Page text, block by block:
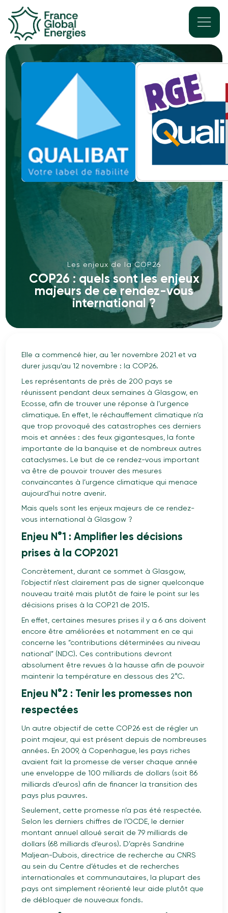
Les enjeux de la COP26
COP26 : quels sont les enjeux
majeurs de ce rendez-vous
international ?
Elle a commencé hier, au 1er novembre 2021 et va
durer jusqu’au 12 novembre : la COP26.
Les représentants de près de 200 pays se
réunissent pendant deux semaines à Glasgow, en
Ecosse, afin de trouver une réponse à l’urgence
climatique. En effet, le réchauffement climatique n’a
que trop provoqué des catastrophes ces derniers
mois et années : des feux gigantesques, la fonte
importante de la banquise et de nombreux autres
cataclysmes. Le but de ce rendez-vous important
va être de pouvoir trouver des mesures
convaincantes à l’urgence climatique qui menace
aujourd’hui notre avenir.
Mais quels sont les enjeux majeurs de ce rendez-
vous international à Glasgow ?
Enjeu N°1 : Amplifier les décisions
prises à la COP2021
Concrètement, durant ce sommet à Glasgow,
l’objectif n’est clairement pas de signer quelconque
nouveau traité mais plutôt de faire le point sur les
décisions prises à la COP21 de 2015.
En effet, certaines mesures prises il y a 6 ans doivent
encore être améliorées et notamment en ce qui
concerne les “contributions déterminées au niveau
national” (NDC). Ces contributions devront
absolument être revues à la hausse afin de pouvoir
maintenir la température en dessous des 2°C.
Enjeu N°2 : Tenir les promesses non
respectées
Un autre objectif de cette COP26 est de régler un
point majeur, qui est présent depuis de nombreuses
années. En 2009, à Copenhague, les pays riches
avaient fait la promesse de verser chaque année
une enveloppe de 100 milliards de dollars (soit 86
milliards d’euros) afin de financer la transition des
pays plus pauvres.
Seulement, cette promesse n’a pas été respectée.
Selon les derniers chiffres de l’OCDE, le dernier
montant annuel alloué serait de 79 milliards de
dollars (68 milliards d’euros). D’après Sandrine
Maljean-Dubois, directrice de recherche au CNRS
au sein du Centre d’études et de recherches
internationales et communautaires, la plupart des
pays ont simplement réorienté leur aide plutôt que
de débloquer de nouveaux fonds.